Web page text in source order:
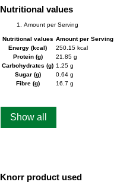
Nutritional values
Amount per Serving
Nutritional values Amount per Serving
Energy (kcal)
250.15 kcal
Protein (g)
21.85 g
Carbohydrates (g) 1.25 g
Sugar (g)
0.64 g
Fibre (g)
16.7 g
Show all
Knorr product used